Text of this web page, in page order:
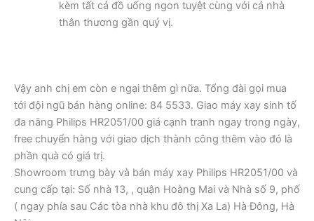
kèm tất cả đồ uống ngon tuyệt cùng với cả nhà
thân thương gần quý vị.
Vậy anh chị em còn e ngại thêm gì nữa. Tổng đài gọi mua
tới đội ngũ bán hàng online: 84 5533. Giao máy xay sinh tố
đa năng Philips HR2051/00 giá cạnh tranh ngay trong ngày,
free chuyển hàng với giao dịch thành công thêm vào đó là
phần quà có giá trị.
Showroom trưng bày và bán máy xay Philips HR2051/00 và
cung cấp tại: Số nhà 13, , quận Hoàng Mai và Nhà số 9, phố
( ngay phía sau Các tòa nhà khu đô thị Xa La) Hà Đông, Hà